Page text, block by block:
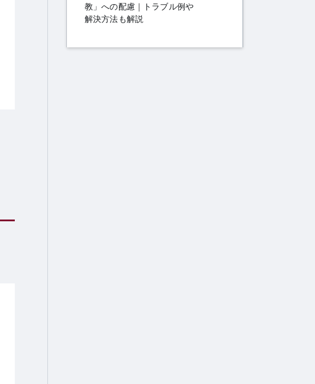
教」への配慮｜トラブル例や
解決方法も解説